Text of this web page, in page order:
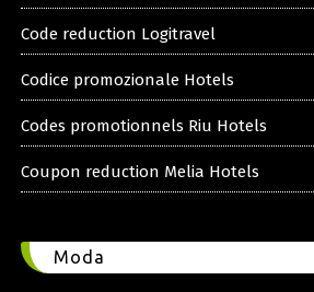
Code reduction Logitravel
Codice promozionale Hotels
Codes promotionnels Riu Hotels
Coupon reduction Melia Hotels
Moda